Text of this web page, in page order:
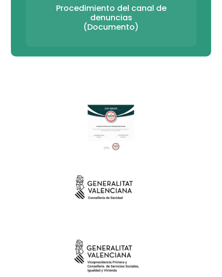
Procedimiento del canal de
denuncias
(Documento)